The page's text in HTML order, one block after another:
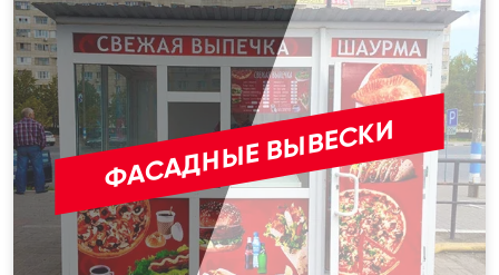
ФАСАДНЫЕ ВЫВЕСКИ